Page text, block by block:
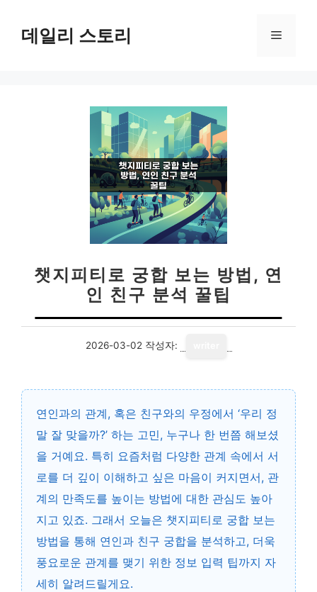
데일리 스토리 메
챗지피티로 궁합 보는 방법, 연
인 친구 분석 꿀팁
2026-03-02 작성자:
연인과의 관계, 혹은 친구와의 우정에서 ‘우리 정
말 잘 맞을까?’ 하는 고민, 누구나 한 번쯤 해보셨
을 거예요. 특히 요즘처럼 다양한 관계 속에서 서
로를 더 깊이 이해하고 싶은 마음이 커지면서, 관
계의 만족도를 높이는 방법에 대한 관심도 높아
지고 있죠. 그래서 오늘은 챗지피티로 궁합 보는
방법을 통해 연인과 친구 궁합을 분석하고, 더욱
풍요로운 관계를 맺기 위한 정보 입력 팁까지 자
세히 알려드릴게요.